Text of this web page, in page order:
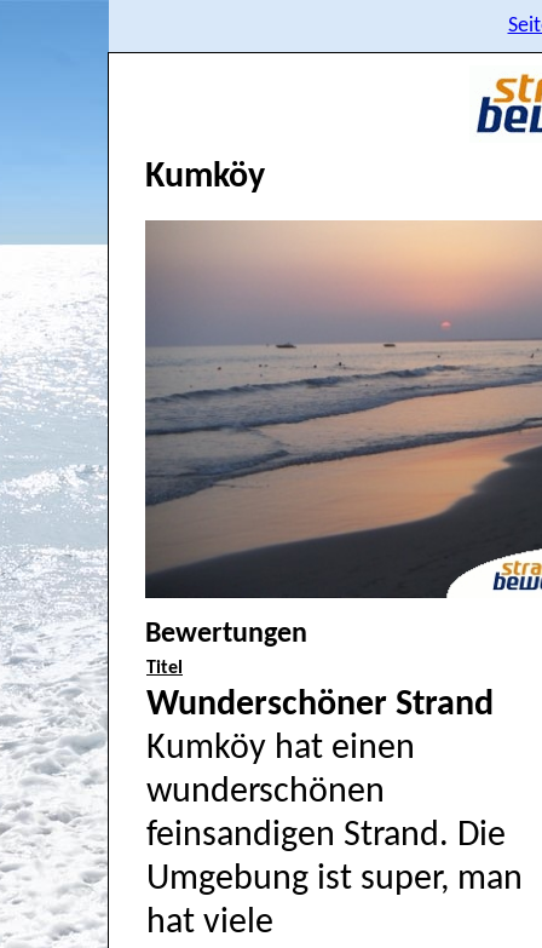
Kumköy
Bewertungen
Titel
Wunderschöner Strand
Kumköy hat einen
wunderschönen
feinsandigen Strand. Die
Umgebung ist super, man
hat viele